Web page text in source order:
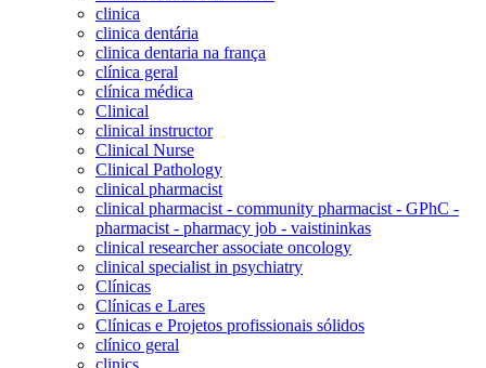
clinica
clinica dentária
clinica dentaria na frança
clínica geral
clínica médica
Clinical
clinical instructor
Clinical Nurse
Clinical Pathology
clinical pharmacist
clinical pharmacist - community pharmacist - GPhC -
pharmacist - pharmacy job - vaistininkas
clinical researcher associate oncology
clinical specialist in psychiatry
Clínicas
Clínicas e Lares
Clínicas e Projetos profissionais sólidos
clínico geral
clinics